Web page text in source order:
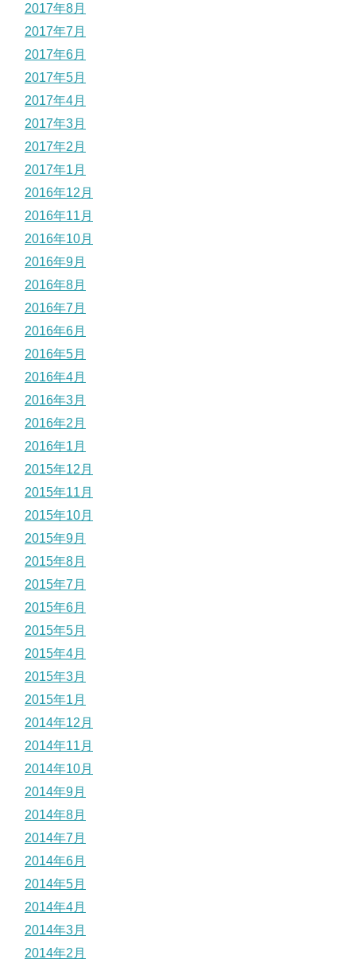
2017年8月
2017年7月
2017年6月
2017年5月
2017年4月
2017年3月
2017年2月
2017年1月
2016年12月
2016年11月
2016年10月
2016年9月
2016年8月
2016年7月
2016年6月
2016年5月
2016年4月
2016年3月
2016年2月
2016年1月
2015年12月
2015年11月
2015年10月
2015年9月
2015年8月
2015年7月
2015年6月
2015年5月
2015年4月
2015年3月
2015年1月
2014年12月
2014年11月
2014年10月
2014年9月
2014年8月
2014年7月
2014年6月
2014年5月
2014年4月
2014年3月
2014年2月